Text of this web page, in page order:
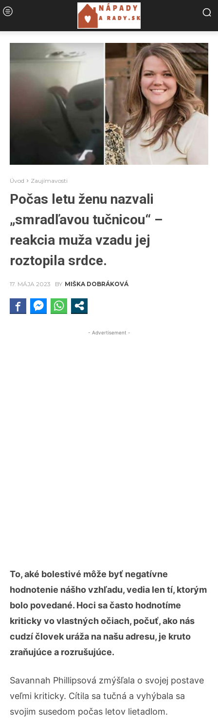
Úvod Zaujímavosti
Počas letu ženu nazvali
„smradľavou tučnicou“ –
reakcia muža vzadu jej
roztopila srdce.
17. MÁJA 2023 BY MIŠKA DOBRÁKOVÁ
- Advertisement -
To, aké bolestivé môže byť negatívne
hodnotenie nášho vzhľadu, vedia len tí, ktorým
bolo povedané. Hoci sa často hodnotíme
kriticky vo vlastných očiach, počuť, ako nás
cudzí človek uráža na našu adresu, je kruto
zraňujúce a rozrušujúce.
Savannah Phillipsová zmýšľala o svojej postave
veľmi kriticky. Cítila sa tučná a vyhýbala sa
svojim susedom počas letov lietadlom.